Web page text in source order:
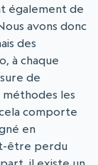
également de
avons donc
des
à chaque
de
les
comporte
en
être perdu